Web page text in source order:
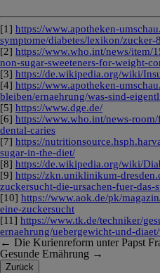
[1] https://www.apotheken-
symptome/diabetes/lexikon/zucker-
[2] https://www.who.int/news/item/
non-sugar-sweeteners-for-weight-
[3] https://de.wikipedia.org/wiki/
[4] https://www.apotheken-
bleiben/ernaehrung/was-sind-
[5] https://www.dge.de/
[6] https://www.who.int/news-room/
dental-caries
[7] https://
sugar-in-the-diet/
[8] https://de.wikipedia.org/wiki/
[9] https://zkn.uniklinikum-
zuckersucht-die-ursachen-fuer-das-
[10] https://www.aok.de/pk/
eine-zuckersucht
[11] https://www.tk.de/techniker/
ernaehrung/uebergewicht-und-
← Die Kurienreform unter Papst
Gesunde Ernährung →
Zurück